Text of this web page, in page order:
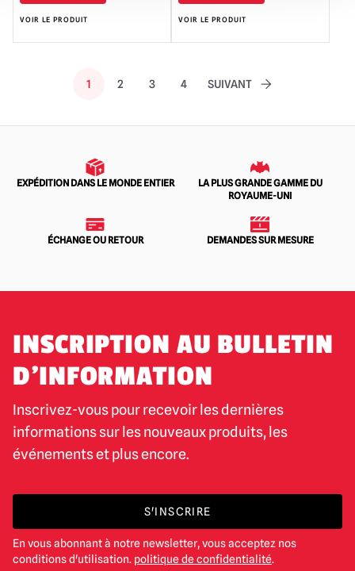
VOIR LE PRODUIT VOIR LE PRODUIT
1 2 3 4 SUIVANT
EXPÉDITION DANS LE MONDE ENTIER
LA PLUS GRANDE GAMME DU
ROYAUME-UNI
ÉCHANGE OU RETOUR DEMANDES SUR MESURE
INSCRIPTION AU BULLETIN
D'INFORMATION
Inscrivez-vous pour recevoir les dernières
informations sur les nouveaux produits, les
événements et plus encore.
S'INSCRIRE
En vous abonnant à notre newsletter, vous acceptez nos
conditions d'utilisation. politique de confidentialité.